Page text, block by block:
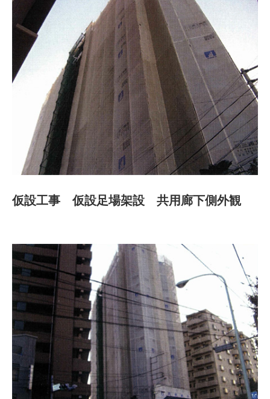
仮設工事 仮設足場架設 共用廊下側外観